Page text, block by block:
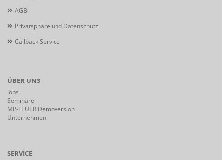
AGB
Privatsphäre und Datenschutz
Callback Service
ÜBER UNS
Jobs
Seminare
MP-FEUER Demoversion
Unternehmen
SERVICE